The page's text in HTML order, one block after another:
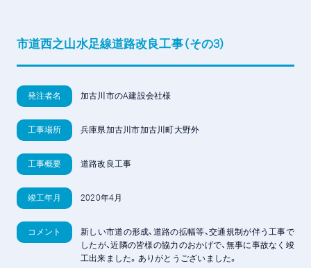
市道西之山水足線道路改良工事（その3）
発注者名 加古川市のA建設会社様
工事場所 兵庫県加古川市加古川町大野外
工事概要 道路改良工事
竣工年月 2020年4月
コメント
新しい市道の形成、道路の拡幅等、交通規制が伴う工事で
したが、近隣の皆様の協力のおかげで、無事に事故なく竣
工出来ました。ありがとうございました。